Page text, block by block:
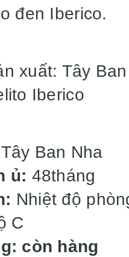
đen Iberico.
xuất: Tây
Iberico
Ban Nha
ủ: 48tháng
Nhiệt độ
C
còn hàng